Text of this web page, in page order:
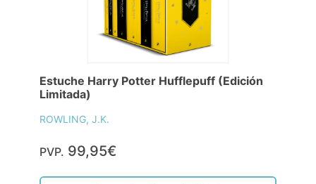
Estuche Harry Potter Hufflepuff (Edición
Limitada)
ROWLING, J.K.
PVP. 99,95€